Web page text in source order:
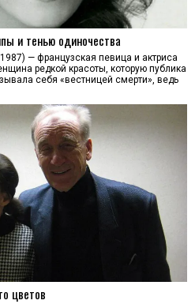
и тенью одиночества
— французская певица и актриса
редкой красоты, которую публика
себя «вестницей смерти», ведь
цветов